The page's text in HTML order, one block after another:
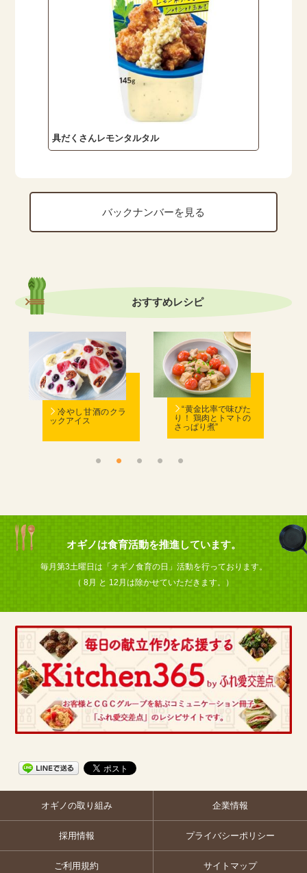
具だくさんレモンタルタル
バックナンバーを見る
おすすめレシピ
冷やし甘酒のクラ
ックアイス
“黄金比率で味ぴた
り！ 鶏肉とトマトの
さっぱり煮”
オギノは食育活動を推進しています。
毎月第3土曜日は「オギノ食育の日」活動を行っております。
（ 8月 と 12月は除かせていただきます。）
オギノの取り組み 企業情報
採用情報 プライバシーポリシー
ご利用規約 サイトマップ